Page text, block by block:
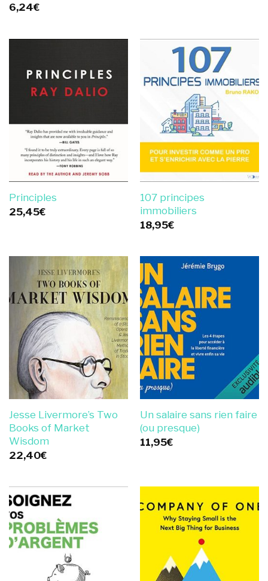
6,24€
Principles
25,45€
107 principes
immobiliers
18,95€
Jesse Livermore’s Two
Books of Market
Wisdom
22,40€
Un salaire sans rien faire
(ou presque)
11,95€